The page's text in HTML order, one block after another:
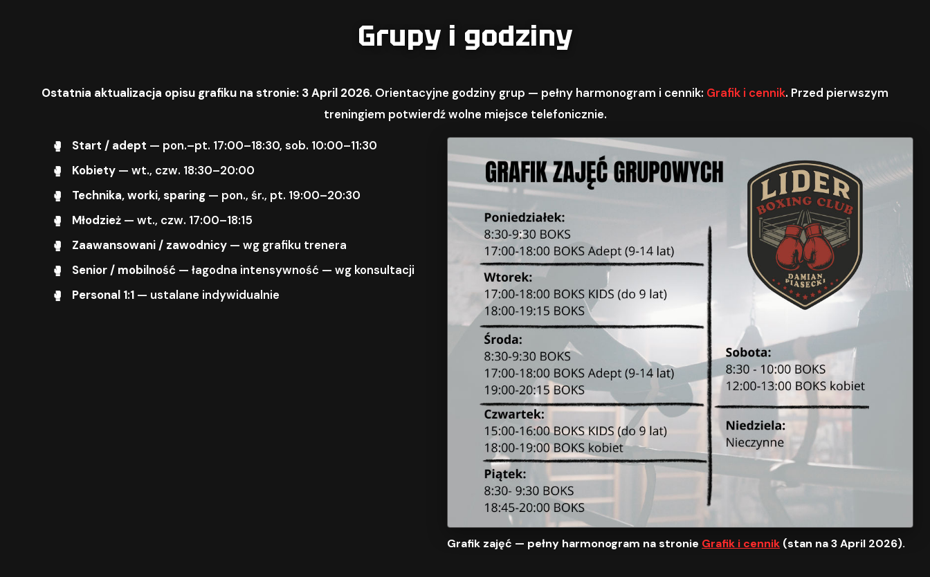
Grupy i godziny
Ostatnia aktualizacja opisu grafiku na stronie: 3 April 2026. Orientacyjne godziny grup — pełny harmonogram i cennik: Grafik i cennik. Przed pierwszym
treningiem potwierdź wolne miejsce telefonicznie.
Start / adept — pon.–pt. 17:00–18:30, sob. 10:00–11:30
Kobiety — wt., czw. 18:30–20:00
Technika, worki, sparing — pon., śr., pt. 19:00–20:30
Młodzież — wt., czw. 17:00–18:15
Zaawansowani / zawodnicy — wg grafiku trenera
Senior / mobilność — łagodna intensywność — wg konsultacji
Personal 1:1 — ustalane indywidualnie
Grafik zajęć — pełny harmonogram na stronie Grafik i cennik (stan na 3 April 2026).